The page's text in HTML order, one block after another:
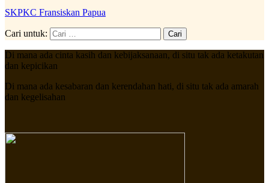
SKPKC Fransiskan Papua
Cari untuk:
Di mana ada cinta kasih dan kebijaksanaan, di situ tak ada ketakutan
dan kepicikan
Di mana ada kesabaran dan kerendahan hati, di situ tak ada amarah
dan kegelisahan